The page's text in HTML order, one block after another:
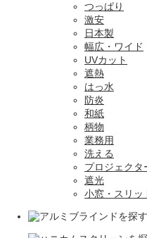
つっぱり
激安
日本製
幅広・ワイド
UVカット
遮熱
はっ水
防炎
和紙
柄物
業務用
洗える
プロジェクタ
遮光
小窓・スリッ